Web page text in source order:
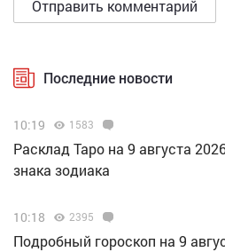
Последние новости
10:19 1583
Расклад Таро на 9 августа
знака зодиака
10:18 2395
Подробный гороскоп на 9